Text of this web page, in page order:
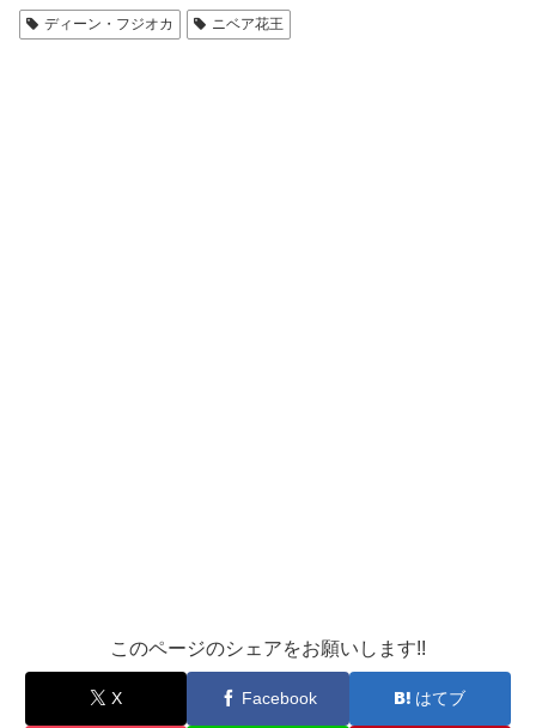
ディーン・フジオカ ニベア花王
このページのシェアをお願いします!!
X Facebook はてブ